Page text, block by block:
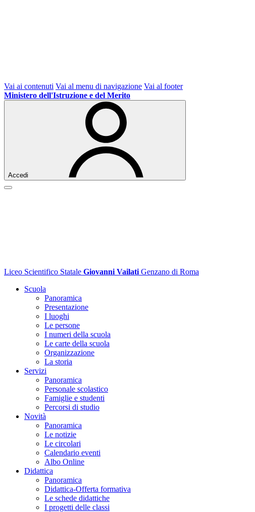
Vai ai contenuti Vai al menu di navigazione Vai al footer
Ministero dell'Istruzione e del Merito
Accedi
Liceo Scientifico Statale Giovanni Vailati Genzano di Roma
Scuola
Panoramica
Presentazione
I luoghi
Le persone
I numeri della scuola
Le carte della scuola
Organizzazione
La storia
Servizi
Panoramica
Personale scolastico
Famiglie e studenti
Percorsi di studio
Novità
Panoramica
Le notizie
Le circolari
Calendario eventi
Albo Online
Didattica
Panoramica
Didattica-Offerta formativa
Le schede didattiche
I progetti delle classi